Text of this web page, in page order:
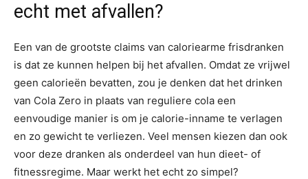
echt met afvallen?
Een van de grootste claims van caloriearme frisdranken
is dat ze kunnen helpen bij het afvallen. Omdat ze vrijwel
geen calorieën bevatten, zou je denken dat het drinken
van Cola Zero in plaats van reguliere cola een
eenvoudige manier is om je calorie-inname te verlagen
en zo gewicht te verliezen. Veel mensen kiezen dan ook
voor deze dranken als onderdeel van hun dieet- of
fitnessregime. Maar werkt het echt zo simpel?